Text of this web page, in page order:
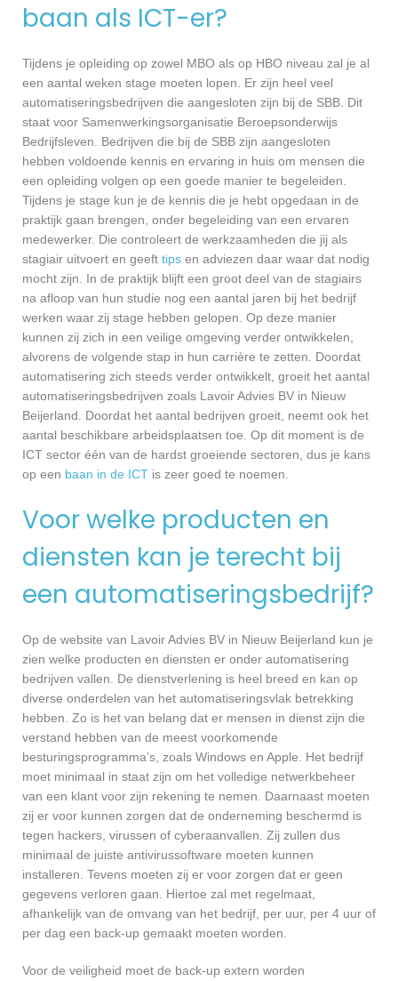
baan als ICT-er?
Tijdens je opleiding op zowel MBO als op HBO niveau zal je al
een aantal weken stage moeten lopen. Er zijn heel veel
automatiseringsbedrijven die aangesloten zijn bij de SBB. Dit
staat voor Samenwerkingsorganisatie Beroepsonderwijs
Bedrijfsleven. Bedrijven die bij de SBB zijn aangesloten
hebben voldoende kennis en ervaring in huis om mensen die
een opleiding volgen op een goede manier te begeleiden.
Tijdens je stage kun je de kennis die je hebt opgedaan in de
praktijk gaan brengen, onder begeleiding van een ervaren
medewerker. Die controleert de werkzaamheden die jij als
stagiair uitvoert en geeft tips en adviezen daar waar dat nodig
mocht zijn. In de praktijk blijft een groot deel van de stagiairs
na afloop van hun studie nog een aantal jaren bij het bedrijf
werken waar zij stage hebben gelopen. Op deze manier
kunnen zij zich in een veilige omgeving verder ontwikkelen,
alvorens de volgende stap in hun carrière te zetten. Doordat
automatisering zich steeds verder ontwikkelt, groeit het aantal
automatiseringsbedrijven zoals Lavoir Advies BV in Nieuw
Beijerland. Doordat het aantal bedrijven groeit, neemt ook het
aantal beschikbare arbeidsplaatsen toe. Op dit moment is de
ICT sector één van de hardst groeiende sectoren, dus je kans
op een baan in de ICT is zeer goed te noemen.
Voor welke producten en
diensten kan je terecht bij
een automatiseringsbedrijf?
Op de website van Lavoir Advies BV in Nieuw Beijerland kun je
zien welke producten en diensten er onder automatisering
bedrijven vallen. De dienstverlening is heel breed en kan op
diverse onderdelen van het automatiseringsvlak betrekking
hebben. Zo is het van belang dat er mensen in dienst zijn die
verstand hebben van de meest voorkomende
besturingsprogramma’s, zoals Windows en Apple. Het bedrijf
moet minimaal in staat zijn om het volledige netwerkbeheer
van een klant voor zijn rekening te nemen. Daarnaast moeten
zij er voor kunnen zorgen dat de onderneming beschermd is
tegen hackers, virussen of cyberaanvallen. Zij zullen dus
minimaal de juiste antivirussoftware moeten kunnen
installeren. Tevens moeten zij er voor zorgen dat er geen
gegevens verloren gaan. Hiertoe zal met regelmaat,
afhankelijk van de omvang van het bedrijf, per uur, per 4 uur of
per dag een back-up gemaakt moeten worden.
Voor de veiligheid moet de back-up extern worden